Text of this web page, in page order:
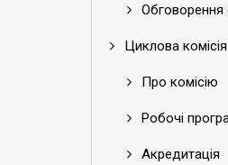
Обговорення
Циклова
Про комісію
Робочі
Акредитація